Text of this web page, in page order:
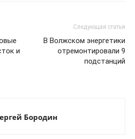
и
Следующая статья
В Волжском энергетики
отремонтировали 9
подстанций
Бородин